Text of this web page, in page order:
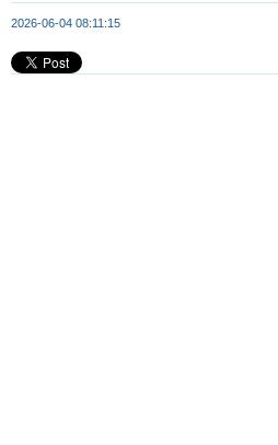
2026-06-04 08:11:15